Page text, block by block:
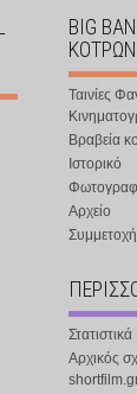
BIG
Ταινίες
Βραβεία
Ιστορικό
Αρχείο
Συμμετοχή
Αρχικός